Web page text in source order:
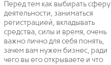
Перед тем как выбирать сферу
деятельности, заниматься
регистрацией, вкладывать
средства, силы и время, очень
важно лично для себя понять,
зачем вам нужен бизнес, ради
чего вы его открываете и что